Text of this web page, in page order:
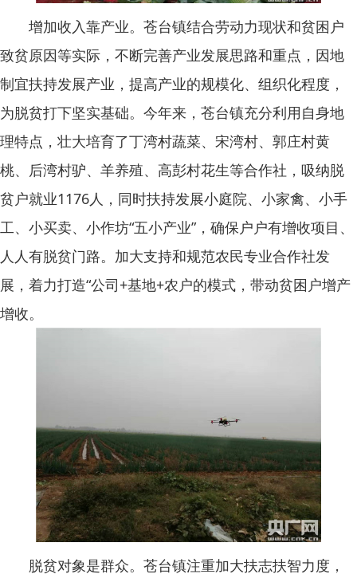
增加收入靠产业。苍台镇结合劳动力现状和贫困户
致贫原因等实际，不断完善产业发展思路和重点，因地
制宜扶持发展产业，提高产业的规模化、组织化程度，
为脱贫打下坚实基础。今年来，苍台镇充分利用自身地
理特点，壮大培育了丁湾村蔬菜、宋湾村、郭庄村黄
桃、后湾村驴、羊养殖、高彭村花生等合作社，吸纳脱
贫户就业1176人，同时扶持发展小庭院、小家禽、小手
工、小买卖、小作坊“五小产业”，确保户户有增收项目、
人人有脱贫门路。加大支持和规范农民专业合作社发
展，着力打造“公司+基地+农户的模式，带动贫困户增产
增收。
脱贫对象是群众。苍台镇注重加大扶志扶智力度，